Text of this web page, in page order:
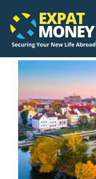
note:
This
website
accessibility
the
main